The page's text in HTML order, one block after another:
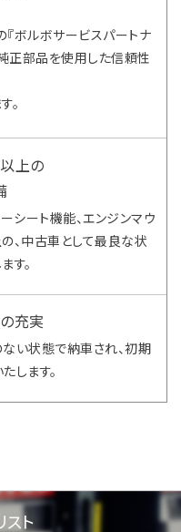
『ボルボサービスパートナ
正部品を使用した信頼性
。
上の
シート機能、エンジンマウ
、中古車として最良な状
す。
充実
い状態で納車され、初期
します。
スト